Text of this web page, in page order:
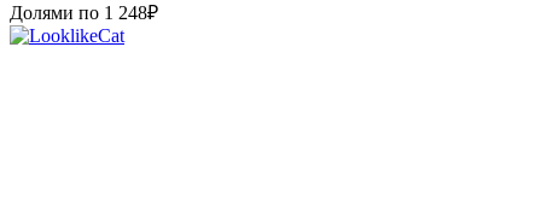
Долями по 1 248₽